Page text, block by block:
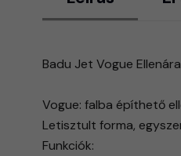
Badu Jet Vogue
Vogue: falba építhető
Letisztult forma,
Funkciók: